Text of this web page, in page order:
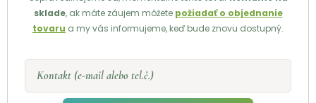
sklade, ak máte záujem môžete požiadať o objednanie
tovaru a my vás informujeme, keď bude znovu dostupný.
Kontakt (e-mail alebo tel.č.)